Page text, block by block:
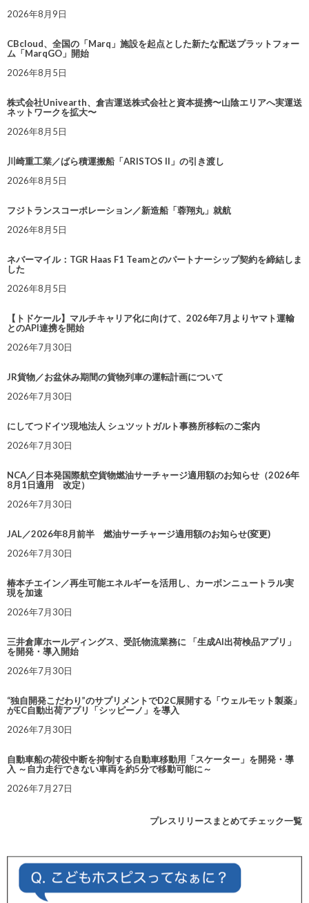
2026年8月9日
CBcloud、全国の「Marq」施設を起点とした新たな配送プラットフォー
ム「MarqGO」開始
2026年8月5日
株式会社Univearth、倉吉運送株式会社と資本提携〜山陰エリアへ実運送
ネットワークを拡大〜
2026年8月5日
川崎重工業／ばら積運搬船「ARISTOS II」の引き渡し
2026年8月5日
フジトランスコーポレーション／新造船「蓉翔丸」就航
2026年8月5日
ネバーマイル：TGR Haas F1 Teamとのパートナーシップ契約を締結しま
した
2026年8月5日
【トドケール】マルチキャリア化に向けて、2026年7月よりヤマト運輸
とのAPI連携を開始
2026年7月30日
JR貨物／お盆休み期間の貨物列車の運転計画について
2026年7月30日
にしてつドイツ現地法人 シュツットガルト事務所移転のご案内
2026年7月30日
NCA／日本発国際航空貨物燃油サーチャージ適用額のお知らせ（2026年
8月1日適用 改定）
2026年7月30日
JAL／2026年8月前半 燃油サーチャージ適用額のお知らせ(変更)
2026年7月30日
椿本チエイン／再生可能エネルギーを活用し、カーボンニュートラル実
現を加速
2026年7月30日
三井倉庫ホールディングス、受託物流業務に 「生成AI出荷検品アプリ」
を開発・導入開始
2026年7月30日
“独自開発こだわり”のサプリメントでD2C展開する「ウェルモット製薬」
がEC自動出荷アプリ「シッピーノ」を導入
2026年7月30日
自動車船の荷役中断を抑制する自動車移動用「スケーター」を開発・導
入 ～自力走行できない車両を約5分で移動可能に～
2026年7月27日
プレスリリースまとめてチェック一覧